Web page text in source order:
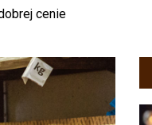
cenie